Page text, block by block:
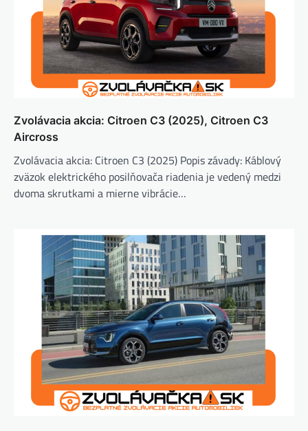
Zvolávacia akcia: Citroen C3 (2025), Citroen C3
Aircross
Zvolávacia akcia: Citroen C3 (2025) Popis závady: Káblový
zväzok elektrického posilňovača riadenia je vedený medzi
dvoma skrutkami a mierne vibrácie…